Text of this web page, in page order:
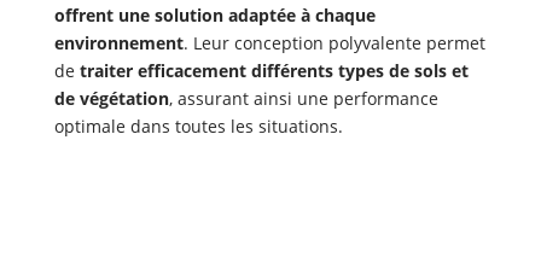
offrent une solution adaptée à chaque
environnement. Leur conception polyvalente permet
de traiter efficacement différents types de sols et
de végétation, assurant ainsi une performance
optimale dans toutes les situations.